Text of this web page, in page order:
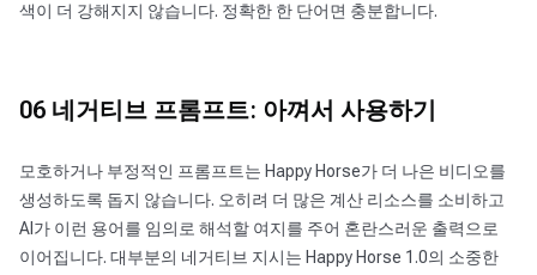
색이 더 강해지지 않습니다. 정확한 한 단어면 충분합니다.
06 네거티브 프롬프트: 아껴서 사용하기
모호하거나 부정적인 프롬프트는 Happy Horse가 더 나은 비디오를
생성하도록 돕지 않습니다. 오히려 더 많은 계산 리소스를 소비하고
AI가 이런 용어를 임의로 해석할 여지를 주어 혼란스러운 출력으로
이어집니다. 대부분의 네거티브 지시는 Happy Horse 1.0의 소중한